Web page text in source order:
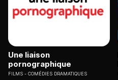
Une liaison
pornographique
FILMS COMÉDIES DRAMATIQUES